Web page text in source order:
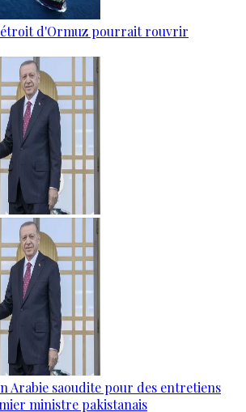
d'Ormuz pourrait rouvrir
Arabie saoudite pour des entretiens
ministre pakistanais